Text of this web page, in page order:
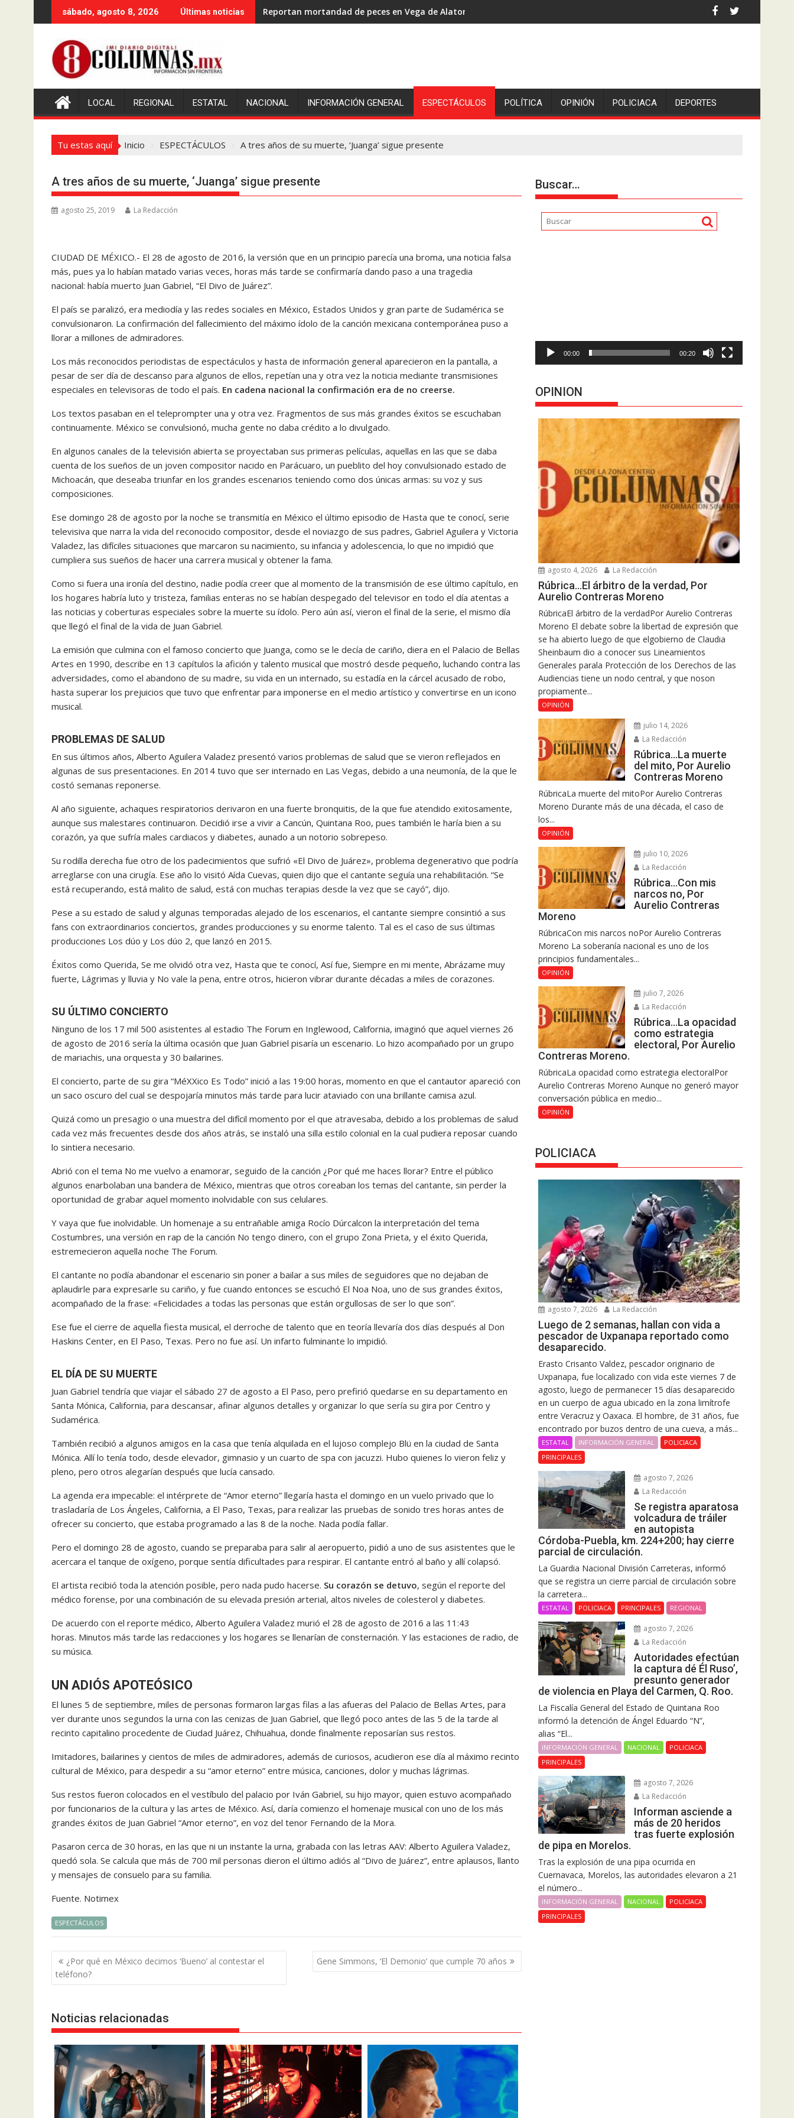
al
sábado, agosto 8, 2026 Últimas noticias Reportan mortandad de peces en Vega de Alatorre: pescadores piden escolleras para evitar nuevos casos
LOCAL REGIONAL ESTATAL NACIONAL INFORMACIÓN GENERAL ESPECTÁCULOS POLÍTICA OPINIÓN POLICIACA DEPORTES
Tu estas aquí Inicio ESPECTÁCULOS A tres años de su muerte, ‘Juanga’ sigue presente
A tres años de su muerte, ‘Juanga’ sigue presente
agosto 25, 2019 La Redacción
CIUDAD DE MÉXICO.- El 28 de agosto de 2016, la versión que en un principio parecía una broma, una noticia falsa
más, pues ya lo habían matado varias veces, horas más tarde se confirmaría dando paso a una tragedia
nacional: había muerto Juan Gabriel, “El Divo de Juárez”.
El país se paralizó, era mediodía y las redes sociales en México, Estados Unidos y gran parte de Sudamérica se
convulsionaron. La confirmación del fallecimiento del máximo ídolo de la canción mexicana contemporánea puso a
llorar a millones de admiradores.
Los más reconocidos periodistas de espectáculos y hasta de información general aparecieron en la pantalla, a
pesar de ser día de descanso para algunos de ellos, repetían una y otra vez la noticia mediante transmisiones
especiales en televisoras de todo el país. En cadena nacional la confirmación era de no creerse.
Los textos pasaban en el teleprompter una y otra vez. Fragmentos de sus más grandes éxitos se escuchaban
continuamente. México se convulsionó, mucha gente no daba crédito a lo divulgado.
En algunos canales de la televisión abierta se proyectaban sus primeras películas, aquellas en las que se daba
cuenta de los sueños de un joven compositor nacido en Parácuaro, un pueblito del hoy convulsionado estado de
Michoacán, que deseaba triunfar en los grandes escenarios teniendo como dos únicas armas: su voz y sus
composiciones.
Ese domingo 28 de agosto por la noche se transmitía en México el último episodio de Hasta que te conocí, serie
televisiva que narra la vida del reconocido compositor, desde el noviazgo de sus padres, Gabriel Aguilera y Victoria
Valadez, las difíciles situaciones que marcaron su nacimiento, su infancia y adolescencia, lo que no impidió que
cumpliera sus sueños de hacer una carrera musical y obtener la fama.
Como si fuera una ironía del destino, nadie podía creer que al momento de la transmisión de ese último capítulo, en
los hogares habría luto y tristeza, familias enteras no se habían despegado del televisor en todo el día atentas a
las noticias y coberturas especiales sobre la muerte su ídolo. Pero aún así, vieron el final de la serie, el mismo día
que llegó el final de la vida de Juan Gabriel.
La emisión que culmina con el famoso concierto que Juanga, como se le decía de cariño, diera en el Palacio de Bellas
Artes en 1990, describe en 13 capítulos la afición y talento musical que mostró desde pequeño, luchando contra las
adversidades, como el abandono de su madre, su vida en un internado, su estadía en la cárcel acusado de robo,
hasta superar los prejuicios que tuvo que enfrentar para imponerse en el medio artístico y convertirse en un icono
musical.
PROBLEMAS DE SALUD
En sus últimos años, Alberto Aguilera Valadez presentó varios problemas de salud que se vieron reflejados en
algunas de sus presentaciones. En 2014 tuvo que ser internado en Las Vegas, debido a una neumonía, de la que le
costó semanas reponerse.
Al año siguiente, achaques respiratorios derivaron en una fuerte bronquitis, de la que fue atendido exitosamente,
aunque sus malestares continuaron. Decidió irse a vivir a Cancún, Quintana Roo, pues también le haría bien a su
corazón, ya que sufría males cardiacos y diabetes, aunado a un notorio sobrepeso.
Su rodilla derecha fue otro de los padecimientos que sufrió «El Divo de Juárez», problema degenerativo que podría
arreglarse con una cirugía. Ese año lo visitó Aída Cuevas, quien dijo que el cantante seguía una rehabilitación. “Se
está recuperando, está malito de salud, está con muchas terapias desde la vez que se cayó”, dijo.
Pese a su estado de salud y algunas temporadas alejado de los escenarios, el cantante siempre consintió a sus
fans con extraordinarios conciertos, grandes producciones y su enorme talento. Tal es el caso de sus últimas
producciones Los dúo y Los dúo 2, que lanzó en 2015.
Éxitos como Querida, Se me olvidó otra vez, Hasta que te conocí, Así fue, Siempre en mi mente, Abrázame muy
fuerte, Lágrimas y lluvia y No vale la pena, entre otros, hicieron vibrar durante décadas a miles de corazones.
SU ÚLTIMO CONCIERTO
Ninguno de los 17 mil 500 asistentes al estadio The Forum en Inglewood, California, imaginó que aquel viernes 26
de agosto de 2016 sería la última ocasión que Juan Gabriel pisaría un escenario. Lo hizo acompañado por un grupo
de mariachis, una orquesta y 30 bailarines.
El concierto, parte de su gira “MéXXico Es Todo” inició a las 19:00 horas, momento en que el cantautor apareció con
un saco oscuro del cual se despojaría minutos más tarde para lucir ataviado con una brillante camisa azul.
Quizá como un presagio o una muestra del difícil momento por el que atravesaba, debido a los problemas de salud
cada vez más frecuentes desde dos años atrás, se instaló una silla estilo colonial en la cual pudiera reposar cuando
lo sintiera necesario.
Abrió con el tema No me vuelvo a enamorar, seguido de la canción ¿Por qué me haces llorar? Entre el público
algunos enarbolaban una bandera de México, mientras que otros coreaban los temas del cantante, sin perder la
oportunidad de grabar aquel momento inolvidable con sus celulares.
Y vaya que fue inolvidable. Un homenaje a su entrañable amiga Rocío Dúrcalcon la interpretación del tema
Costumbres, una versión en rap de la canción No tengo dinero, con el grupo Zona Prieta, y el éxito Querida,
estremecieron aquella noche The Forum.
El cantante no podía abandonar el escenario sin poner a bailar a sus miles de seguidores que no dejaban de
aplaudirle para expresarle su cariño, y fue cuando entonces se escuchó El Noa Noa, uno de sus grandes éxitos,
acompañado de la frase: «Felicidades a todas las personas que están orgullosas de ser lo que son”.
Ese fue el cierre de aquella fiesta musical, el derroche de talento que en teoría llevaría dos días después al Don
Haskins Center, en El Paso, Texas. Pero no fue así. Un infarto fulminante lo impidió.
EL DÍA DE SU MUERTE
Juan Gabriel tendría que viajar el sábado 27 de agosto a El Paso, pero prefirió quedarse en su departamento en
Santa Mónica, California, para descansar, afinar algunos detalles y organizar lo que sería su gira por Centro y
Sudamérica.
También recibió a algunos amigos en la casa que tenía alquilada en el lujoso complejo Blü en la ciudad de Santa
Mónica. Allí lo tenía todo, desde elevador, gimnasio y un cuarto de spa con jacuzzi. Hubo quienes lo vieron feliz y
pleno, pero otros alegarían después que lucía cansado.
La agenda era impecable: el intérprete de “Amor eterno” llegaría hasta el domingo en un vuelo privado que lo
trasladaría de Los Ángeles, California, a El Paso, Texas, para realizar las pruebas de sonido tres horas antes de
ofrecer su concierto, que estaba programado a las 8 de la noche. Nada podía fallar.
Pero el domingo 28 de agosto, cuando se preparaba para salir al aeropuerto, pidió a uno de sus asistentes que le
acercara el tanque de oxígeno, porque sentía dificultades para respirar. El cantante entró al baño y allí colapsó.
El artista recibió toda la atención posible, pero nada pudo hacerse. Su corazón se detuvo, según el reporte del
médico forense, por una combinación de su elevada presión arterial, altos niveles de colesterol y diabetes.
De acuerdo con el reporte médico, Alberto Aguilera Valadez murió el 28 de agosto de 2016 a las 11:43
horas. Minutos más tarde las redacciones y los hogares se llenarían de consternación. Y las estaciones de radio, de
su música.
UN ADIÓS APOTEÓSICO
El lunes 5 de septiembre, miles de personas formaron largas filas a las afueras del Palacio de Bellas Artes, para
ver durante unos segundos la urna con las cenizas de Juan Gabriel, que llegó poco antes de las 5 de la tarde al
recinto capitalino procedente de Ciudad Juárez, Chihuahua, donde finalmente reposarían sus restos.
Imitadores, bailarines y cientos de miles de admiradores, además de curiosos, acudieron ese día al máximo recinto
cultural de México, para despedir a su “amor eterno” entre música, canciones, dolor y muchas lágrimas.
Sus restos fueron colocados en el vestíbulo del palacio por Iván Gabriel, su hijo mayor, quien estuvo acompañado
por funcionarios de la cultura y las artes de México. Así, daría comienzo el homenaje musical con uno de los más
grandes éxitos de Juan Gabriel “Amor eterno”, en voz del tenor Fernando de la Mora.
Pasaron cerca de 30 horas, en las que ni un instante la urna, grabada con las letras AAV: Alberto Aguilera Valadez,
quedó sola. Se calcula que más de 700 mil personas dieron el último adiós al “Divo de Juárez”, entre aplausos, llanto
y mensajes de consuelo para su familia.
Fuente. Notimex
ESPECTÁCULOS
Navegación
de
entradas
¿Por qué en México decimos ‘Bueno’ al contestar el
teléfono?
Gene Simmons, ‘El Demonio’ que cumple 70 años
Noticias relacionadas
Buscar…
00:00 00:20
OPINION
agosto 4, 2026 La Redacción
Rúbrica…El árbitro de la verdad, Por
Aurelio Contreras Moreno
RúbricaEl árbitro de la verdadPor Aurelio Contreras
Moreno El debate sobre la libertad de expresión que
se ha abierto luego de que elgobierno de Claudia
Sheinbaum dio a conocer sus Lineamientos
Generales parala Protección de los Derechos de las
Audiencias tiene un nodo central, y que noson
propiamente...
OPINIÓN
julio 14, 2026
La Redacción
Rúbrica…La muerte
del mito, Por Aurelio
Contreras Moreno
RúbricaLa muerte del mitoPor Aurelio Contreras
Moreno Durante más de una década, el caso de
los...
OPINIÓN
julio 10, 2026
La Redacción
Rúbrica…Con mis
narcos no, Por
Aurelio Contreras
Moreno
RúbricaCon mis narcos noPor Aurelio Contreras
Moreno La soberanía nacional es uno de los
principios fundamentales...
OPINIÓN
julio 7, 2026
La Redacción
Rúbrica…La opacidad
como estrategia
electoral, Por Aurelio
Contreras Moreno.
RúbricaLa opacidad como estrategia electoralPor
Aurelio Contreras Moreno Aunque no generó mayor
conversación pública en medio...
OPINIÓN
POLICIACA
agosto 7, 2026 La Redacción
Luego de 2 semanas, hallan con vida a
pescador de Uxpanapa reportado como
desaparecido.
Erasto Crisanto Valdez, pescador originario de
Uxpanapa, fue localizado con vida este viernes 7 de
agosto, luego de permanecer 15 días desaparecido
en un cuerpo de agua ubicado en la zona limítrofe
entre Veracruz y Oaxaca. El hombre, de 31 años, fue
encontrado por buzos dentro de una cueva, a más...
ESTATAL INFORMACIÓN GENERAL
POLICIACA
PRINCIPALES
agosto 7, 2026
La Redacción
Se registra aparatosa
volcadura de tráiler
en autopista
Córdoba-Puebla, km. 224+200; hay cierre
parcial de circulación.
La Guardia Nacional División Carreteras, informó
que se registra un cierre parcial de circulación sobre
la carretera...
ESTATAL POLICIACA PRINCIPALES REGIONAL
agosto 7, 2026
La Redacción
Autoridades efectúan
la captura dé Él Ruso’,
presunto generador
de violencia en Playa del Carmen, Q. Roo.
La Fiscalía General del Estado de Quintana Roo
informó la detención de Ángel Eduardo “N”,
alias “El...
INFORMACIÓN GENERAL NACIONAL
POLICIACA
PRINCIPALES
agosto 7, 2026
La Redacción
Informan asciende a
más de 20 heridos
tras fuerte explosión
de pipa en Morelos.
Tras la explosión de una pipa ocurrida en
Cuernavaca, Morelos, las autoridades elevaron a 21
el número...
INFORMACIÓN GENERAL NACIONAL
POLICIACA
PRINCIPALES